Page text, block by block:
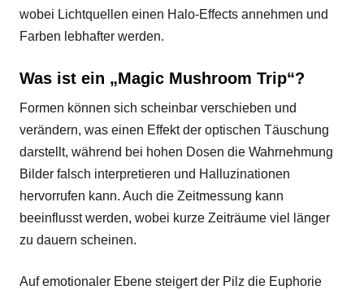
wobei Lichtquellen einen Halo-Effects annehmen und
Farben lebhafter werden.
Was ist ein „Magic Mushroom Trip“?
Formen können sich scheinbar verschieben und
verändern, was einen Effekt der optischen Täuschung
darstellt, während bei hohen Dosen die Wahrnehmung
Bilder falsch interpretieren und Halluzinationen
hervorrufen kann. Auch die Zeitmessung kann
beeinflusst werden, wobei kurze Zeiträume viel länger
zu dauern scheinen.
Auf emotionaler Ebene steigert der Pilz die Euphorie